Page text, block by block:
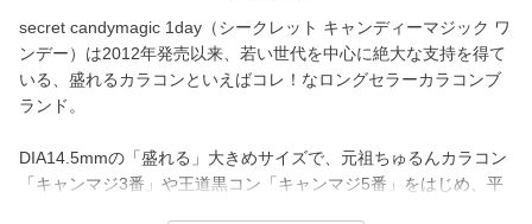
secret candymagic 1day（シークレット キャンディーマジック ワ
ンデー）は2012年発売以来、若い世代を中心に絶大な支持を得て
いる、盛れるカラコンといえばコレ！なロングセラーカラコンブ
ランド。
DIA14.5mmの「盛れる」大きめサイズで、元祖ちゅるんカラコン
「キャンマジ3番」や王道黒コン「キャンマジ5番」をはじめ、平